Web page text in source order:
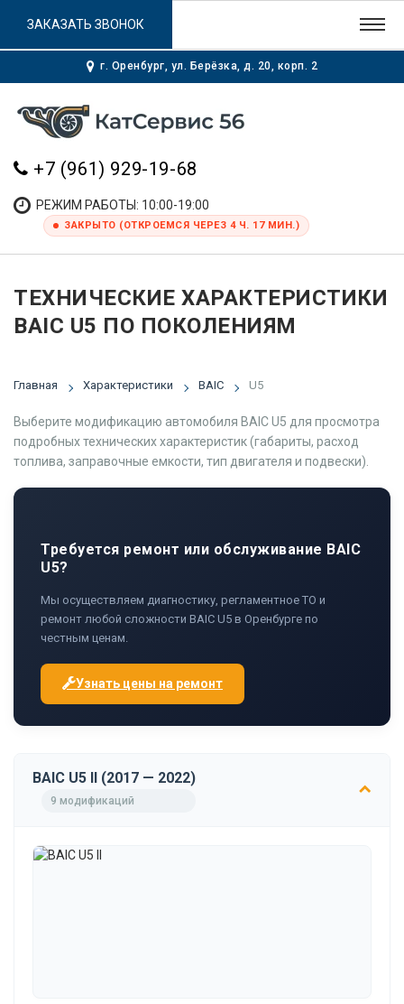
г. Оренбург, ул. Берёзка, д. 20, корп. 2
+7 (961) 929-19-68
РЕЖИМ РАБОТЫ: 10:00-19:00
ЗАКРЫТО (ОТКРОЕМСЯ ЧЕРЕЗ 4 Ч. 17 МИН.)
ЗАКАЗАТЬ ЗВОНОК
ТЕХНИЧЕСКИЕ ХАРАКТЕРИСТИКИ
BAIC U5 ПО ПОКОЛЕНИЯМ
Главная Характеристики BAIC U5
Выберите модификацию автомобиля BAIC U5 для просмотра
подробных технических характеристик (габариты, расход
топлива, заправочные емкости, тип двигателя и подвески).
Требуется ремонт или обслуживание BAIC
U5?
Мы осуществляем диагностику, регламентное ТО и
ремонт любой сложности BAIC U5 в Оренбурге по
честным ценам.
Узнать цены на ремонт
BAIC U5 II (2017 — 2022)
9 модификаций